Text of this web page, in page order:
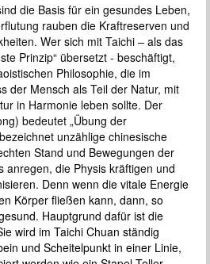
die Basis für ein gesundes Leben,
rauben die Kraftreserven und
Wer sich mit Taichi – als das
Prinzip“ übersetzt - beschäftigt,
Philosophie, die im
der Mensch als Teil der Natur, mit
in Harmonie leben sollte. Der
bedeutet „Übung der
unzählige chinesische
Stand und Bewegungen der
anregen, die Physis kräftigen und
Denn wenn die vitale Energie
Körper fließen kann, dann, so
Hauptgrund dafür ist die
wird im Taichi Chuan ständig
und Scheitelpunkt in einer Linie,